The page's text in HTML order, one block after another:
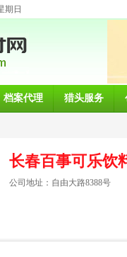
期日
档案代理 猎头服务
长春百事可乐饮
公司地址：自由大路8388号